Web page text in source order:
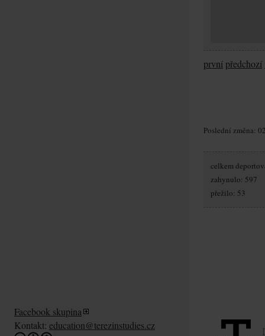
první předchozí
Poslední změna:
celkem
zahynulo: 597
přežilo: 53
Facebook skupina
Kontakt: education@terezinstudies.cz